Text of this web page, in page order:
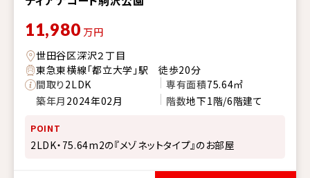
11,980 万円
世田谷区深沢２丁目
東急東横線「都立大学」駅 徒歩20分
間取り2LDK 専有面積75.64㎡
築年月 2024年02月 階数地下1階/6階建て
POINT
2LDK・75.64m2の『メゾネットタイプ』のお部屋